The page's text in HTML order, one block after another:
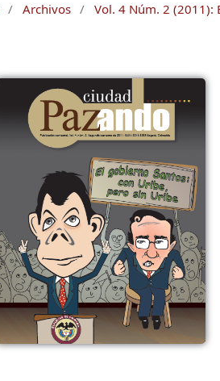
/ Archivos / Vol. 4 Núm. 2 (2011):